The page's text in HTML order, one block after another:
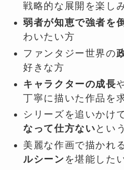
戦略的な展開を楽し
弱者が知恵で強者を
わいたい方
ファンタジー世界の
好きな方
キャラクターの成長
丁寧に描いた作品を
シリーズを追いかけ
なって仕方ないとい
美麗な作画で描かれ
ルシーン を堪能した